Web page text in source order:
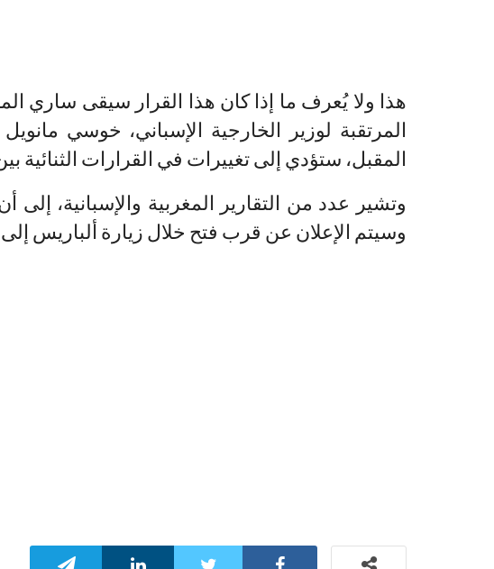
هذا ولا يُعرف ما إذا كان هذا القرار سيقى ساري
المقبل، ستؤدي إلى تغييرات في القرارات الثنائية
وتشير عدد من التقارير المغربية والإسبانية، إلى
وسيتم الإعلان عن قرب فتح خلال زيارة ألباريس إلى